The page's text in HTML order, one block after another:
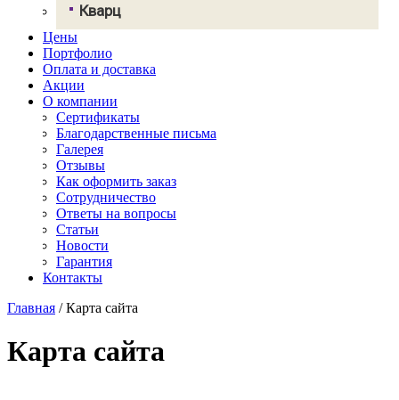
NeoMarm
Хай-макс
Старон
Ханекс
Акрилика
Кориан
Монтелли
Тристоун
Кварц
СмартКварц
Цезарьстоун
Викостон
Технистон
Камбрия
Плазастон
Цены
Портфолио
Оплата и доставка
Акции
О компании
Сертификаты
Благодарственные письма
Галерея
Отзывы
Как оформить заказ
Сотрудничество
Ответы на вопросы
Статьи
Новости
Гарантия
Контакты
Главная /Карта сайта
Карта сайта